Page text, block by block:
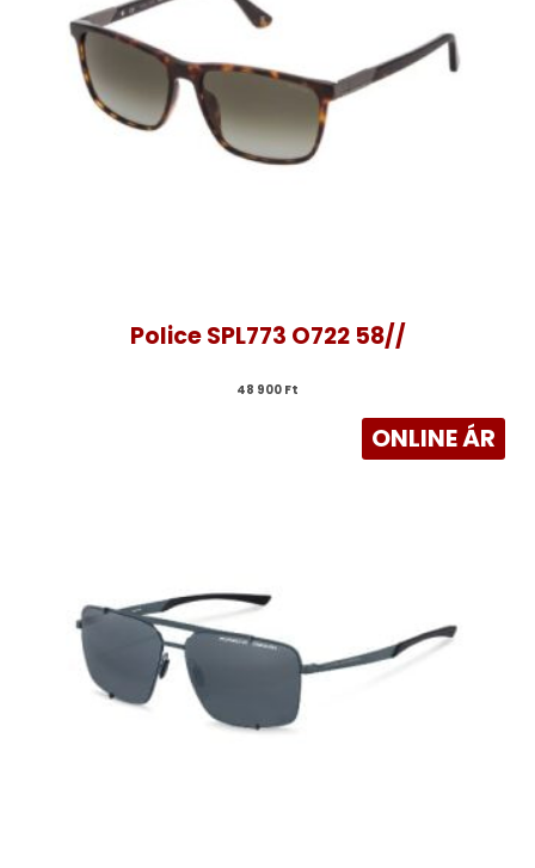
Police SPL773 O722 58//
48 900 Ft
ONLINE ÁR